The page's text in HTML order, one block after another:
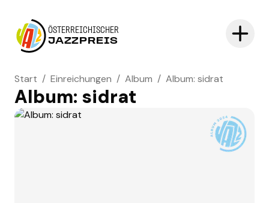
ÖSTERREICHISCHER
JAZZPREIS
Start / Einreichungen / Album / Album: sidrat
Album: sidrat